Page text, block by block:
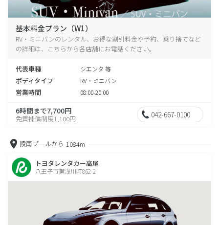
基本料金プラン（W1）
RV・ミニバンのレンタル、お得な割引料金や予約、乗り捨てなど
の詳細は、こちらから各店舗にお電話ください。
代表車種 シエンタ 等
ボディタイプ RV・ミニバン
営業時間 08:00-20:00
6時間まで7,700円
免責補償制度1,100円 042-667-0100
陵南プールから 1084m
トヨタレンタカー高尾
八王子市東浅川町862-2